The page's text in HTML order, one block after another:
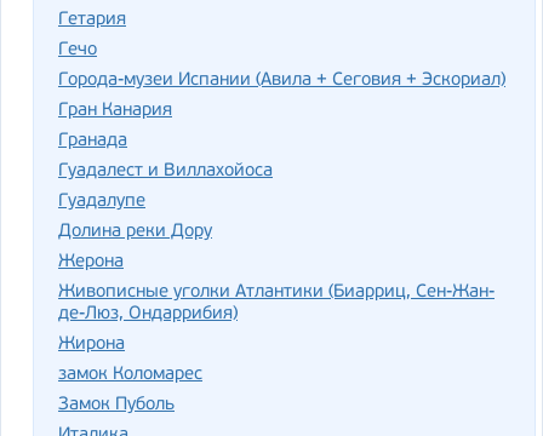
Гетария
Гечо
Города-музеи Испании (Авила + Сеговия + Эскориал)
Гран Канария
Гранада
Гуадалест и Виллахойоса
Гуадалупе
Долина реки Дору
Жерона
Живописные уголки Атлантики (Биарриц, Сен-Жан-
де-Люз, Ондаррибия)
Жирона
замок Коломарес
Замок Пуболь